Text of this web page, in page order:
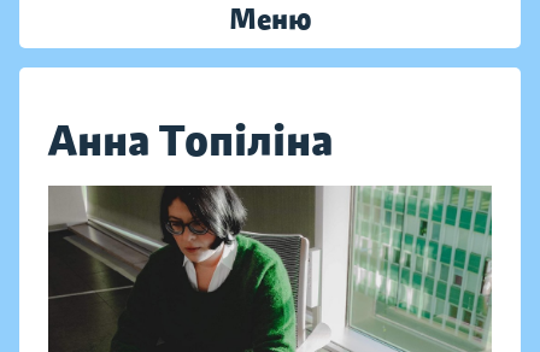
Меню
Анна Топіліна